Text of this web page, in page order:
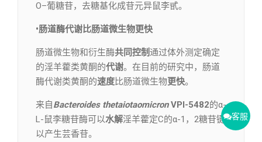
O–葡糖苷，去糖基化成苷元异鼠李甙。
•肠道酶代谢比肠道微生物更快
肠道微生物和衍生酶共同控制通过体外测定确定
的淫羊藿类黄酮的代谢。在目前的研究中，肠道
酶代谢类黄酮的速度比肠道微生物更快。
来自 Bacteroides thetaiotaomicronVPI-5482的α-
L-鼠李糖苷酶可以水解淫羊藿定C的α-1，2糖苷键
以产生芸香苷。
客服